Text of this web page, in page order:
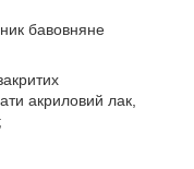
бавовняне
акриловий лак,